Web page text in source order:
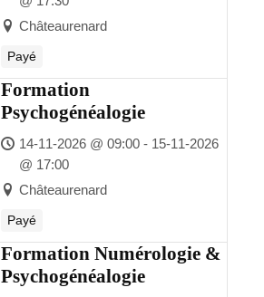
Châteaurenard
Payé
Formation
Psychogénéalogie
14-11-2026 @ 09:00 - 15-11-2026
@ 17:00
Châteaurenard
Payé
Formation Numérologie &
Psychogénéalogie